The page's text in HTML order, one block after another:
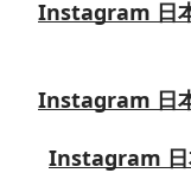
Instagram 日
Instagram 日
Instagram 日